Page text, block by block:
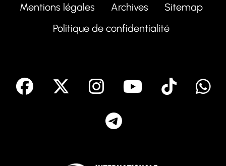
Mentions légales Archives
Sitemap
Politique de confidentialité
facebook Instagram
Youtube
Tik